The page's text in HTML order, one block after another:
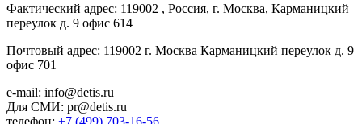
Фактический адрес: 119002 , Россия, г. Москва, Карманицкий
переулок д. 9 офис 614
Почтовый адрес: 119002 г. Москва Карманицкий переулок д. 9
офис 701
e-mail: info@detis.ru
Для СМИ: pr@detis.ru
телефон: +7 (499) 703-16-56